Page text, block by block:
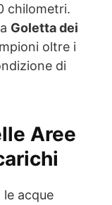
chilometri.
Goletta dei
oltre i
di
Aree
le acque